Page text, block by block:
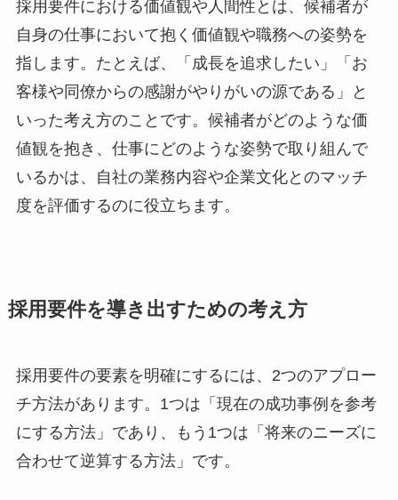
採用要件における価値観や人間性とは、候補者が
自身の仕事において抱く価値観や職務への姿勢を
指します。たとえば、「成長を追求したい」「お
客様や同僚からの感謝がやりがいの源である」と
いった考え方のことです。候補者がどのような価
値観を抱き、仕事にどのような姿勢で取り組んで
いるかは、自社の業務内容や企業文化とのマッチ
度を評価するのに役立ちます。
採用要件を導き出すための考え方
採用要件の要素を明確にするには、2つのアプロー
チ方法があります。1つは「現在の成功事例を参考
にする方法」であり、もう1つは「将来のニーズに
合わせて逆算する方法」です。